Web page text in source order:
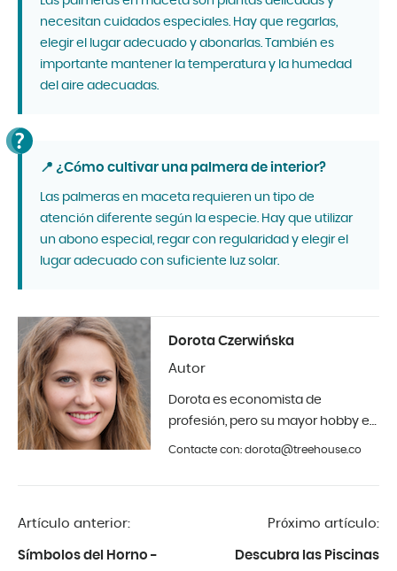
necesitan cuidados especiales. Hay que regarlas,
elegir el lugar adecuado y abonarlas. También es
importante mantener la temperatura y la humedad
del aire adecuadas.
📍 ¿Cómo cultivar una palmera de interior?
Las palmeras en maceta requieren un tipo de
atención diferente según la especie. Hay que utilizar
un abono especial, regar con regularidad y elegir el
lugar adecuado con suficiente luz solar.
Dorota Czerwińska
Autor
Dorota es economista de
profesión, pero su mayor hobby es
la fotografía y el diseño de
principios de 2019.
Contacte con: dorota@treehouse.co
Artículo anterior:
Símbolos del Horno -
Próximo artículo:
Descubra las Piscinas